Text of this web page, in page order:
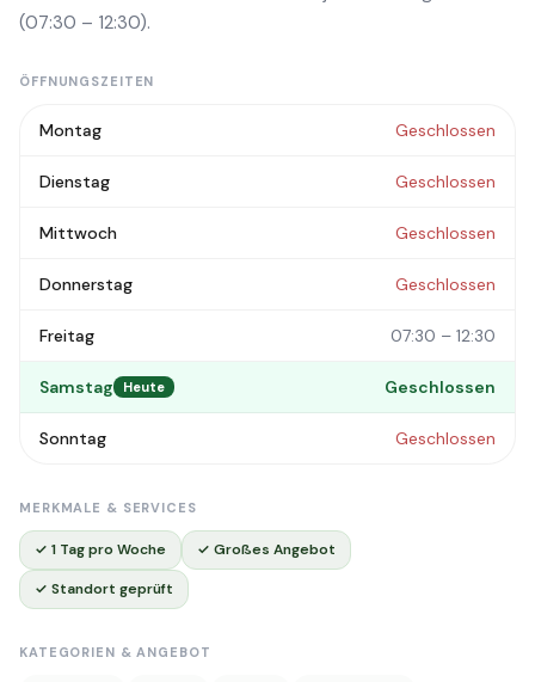
(07:30 – 12:30).
ÖFFNUNGSZEITEN
Montag Geschlossen
Dienstag Geschlossen
Mittwoch Geschlossen
Donnerstag Geschlossen
Freitag 07:30 – 12:30
Samstag Heute Geschlossen
Sonntag Geschlossen
MERKMALE & SERVICES
✓ 1 Tag pro Woche ✓ Großes Angebot
✓ Standort geprüft
KATEGORIEN & ANGEBOT